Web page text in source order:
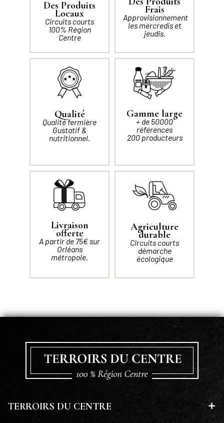
Des Produits
Locaux
Circuits courts
100% Région
Centre
Frais
Approvisionnement
les mercredis et
jeudis.
Qualité
Qualité fermière
Gustatif &
nutritionnel.
Gamme large
+ de 50000
références
200 producteurs
Livraison
offerte
A partir de 75€ sur
Orléans
métropole.
Agriculture
durable
Circuits courts
démarche
écologique
TERROIRS DU CENTRE